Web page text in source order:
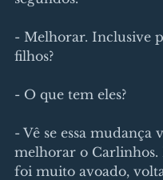
- Melhorar. Inclusive
filhos?
- O que tem eles?
- Vê se essa mudança
melhorar o Carlinhos.
foi muito avoado,